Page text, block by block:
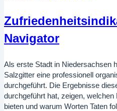
Navigator
Als erste Stadt in Niedersachsen
Salzgitter eine professionell
durchgeführt. Die Ergebnisse
durchgeführt hat, zeigen,
bieten und warum Worten Taten